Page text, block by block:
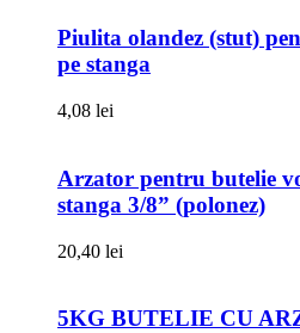
Piulita olandez (stut)
pe stanga
4,08 lei
Arzator pentru butelie
stanga 3/8” (polonez)
20,40 lei
5KG BUTELIE CU